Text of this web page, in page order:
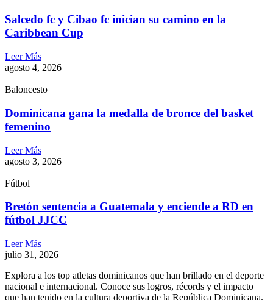
Salcedo fc y Cibao fc inician su camino en la
Caribbean Cup
Leer Más
agosto 4, 2026
Baloncesto
Dominicana gana la medalla de bronce del basket
femenino
Leer Más
agosto 3, 2026
Fútbol
Bretón sentencia a Guatemala y enciende a RD en
fútbol JJCC
Leer Más
julio 31, 2026
Explora a los top atletas dominicanos que han brillado en el deporte
nacional e internacional. Conoce sus logros, récords y el impacto
que han tenido en la cultura deportiva de la República Dominicana.